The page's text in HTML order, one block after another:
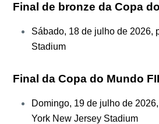
Final de bronze da Copa
Sábado, 18 de julho de 2026,
Stadium
Final da Copa do Mundo
Domingo, 19 de julho de
York New Jersey Stadium